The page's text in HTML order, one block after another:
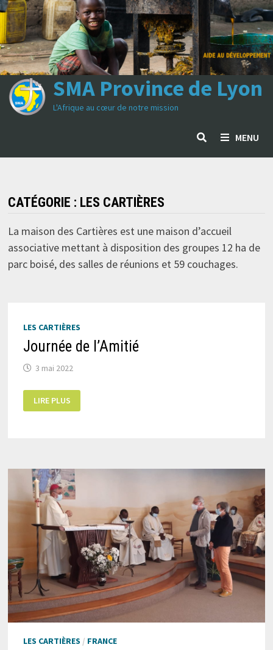
Passer
au
contenu
SMA Province de Lyon
L'Afrique au cœur de notre mission
MENU
CATÉGORIE : LES CARTIÈRES
La maison des Cartières est une maison d’accueil
associative mettant à disposition des groupes 12 ha de
parc boisé, des salles de réunions et 59 couchages.
LES CARTIÈRES
Journée de l’Amitié
3 mai 2022
DE
L’AMITIÉ
LIRE PLUS
LES CARTIÈRES / FRANCE